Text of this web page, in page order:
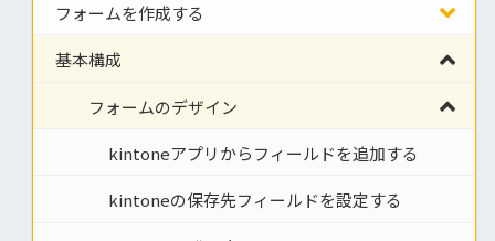
フォームを作成する
基本構成
フォームのデザイン
kintoneアプリからフィールドを追加する
kintoneの保存先フィールドを設定する